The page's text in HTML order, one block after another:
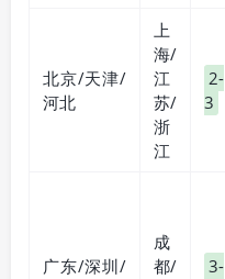
北京/天津/
河北
上
海/
江
苏/
浙
江
2-
3
广东/深圳/
成
都/
3-